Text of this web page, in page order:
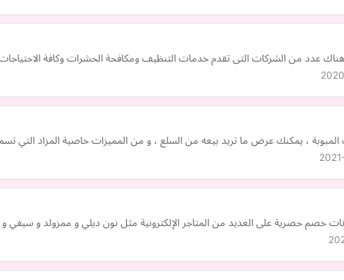
عدد من الشركات التى تقدم خدمات التنظيف ومكافحة الحشرات وكافة الاحتياجات
المبوبة ، يمكنك عرض ما تريد بيعه من السلع ، و من المميزات خاصية المزاد التي
خصم حصرية على العديد من المتاجر الإلكترونية مثل نون ديلي و ممزولد و